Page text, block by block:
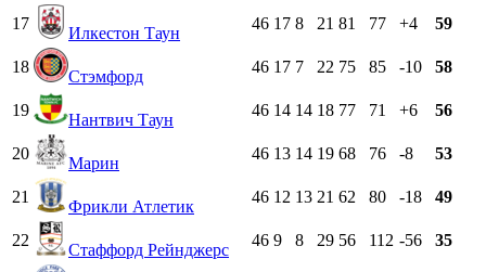
17
Илкестон Таун
46 17 8 21 81 77 +4 59
18
Стэмфорд
46 17 7 22 75 85 -10 58
19
Нантвич Таун
46 14 14 18 77 71 +6 56
20
Марин
46 13 14 19 68 76 -8 53
21
Фрикли Атлетик
46 12 13 21 62 80 -18 49
22
Стаффорд Рейнджерс
46 9 8 29 56 112 -56 35